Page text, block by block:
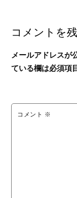
コメントを
メールアドレスが
ている欄は必須項
コメント ※